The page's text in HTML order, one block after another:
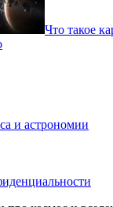
Что такое
и астрономии